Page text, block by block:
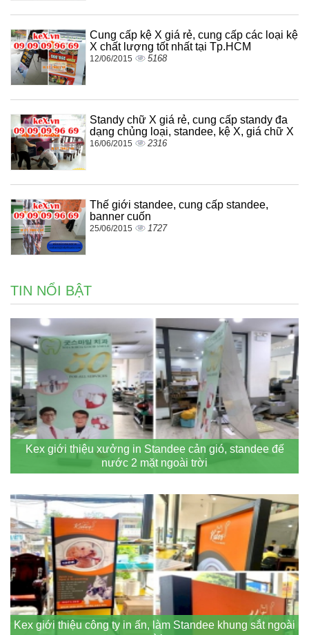
Cung cấp kệ X giá rẻ, cung cấp các loại kệ
X chất lượng tốt nhất tại Tp.HCM
12/06/2015 5168
Standy chữ X giá rẻ, cung cấp standy đa
dạng chủng loại, standee, kệ X, giá chữ X
16/06/2015 2316
Thế giới standee, cung cấp standee,
banner cuốn
25/06/2015 1727
TIN NỔI BẬT
Kex giới thiệu xưởng in Standee cản gió, standee đế
nước 2 mặt ngoài trời
Kex giới thiệu công ty in ấn, làm Standee khung sắt ngoài